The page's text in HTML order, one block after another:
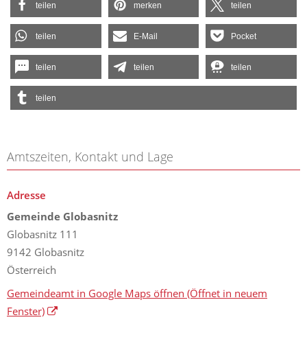
teilen merken teilen
teilen E-Mail Pocket
teilen teilen teilen
teilen
Amtszeiten, Kontakt und Lage
Adresse
Gemeinde Globasnitz
Globasnitz 111
9142 Globasnitz
Österreich
Gemeindeamt in Google Maps öffnen (Öffnet in neuem
Fenster)